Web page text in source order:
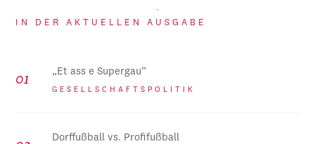
IN DER AKTUELLEN AUSGABE
„Et ass e Supergau“
GESELLSCHAFTSPOLITIK
Dorffußball vs. Profifußball